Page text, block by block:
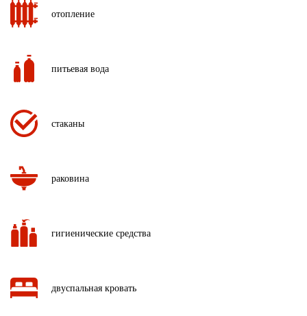
отопление
питьевая вода
стаканы
раковина
гигиенические средства
двуспальная кровать